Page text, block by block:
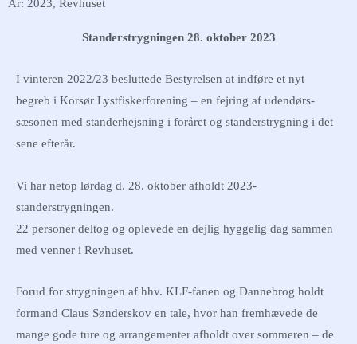
År: 2023, Revhuset
Standerstrygningen 28. oktober 2023
I vinteren 2022/23 besluttede Bestyrelsen at indføre et nyt
begreb i Korsør Lystfiskerforening – en fejring af udendørs-
sæsonen med standerhejsning i foråret og standerstrygning i det
sene efterår.
Vi har netop lørdag d. 28. oktober afholdt 2023-
standerstrygningen.
22 personer deltog og oplevede en dejlig hyggelig dag sammen
med venner i Revhuset.
Forud for strygningen af hhv. KLF-fanen og Dannebrog holdt
formand Claus Sønderskov en tale, hvor han fremhævede de
mange gode ture og arrangementer afholdt over sommeren – de